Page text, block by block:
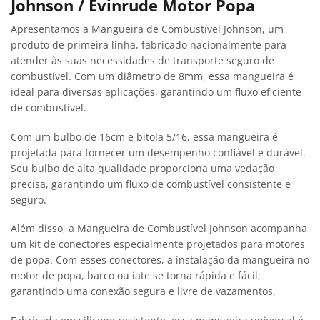
Johnson / Evinrude Motor Popa
Apresentamos a Mangueira de Combustível Johnson, um
produto de primeira linha, fabricado nacionalmente para
atender às suas necessidades de transporte seguro de
combustível. Com um diâmetro de 8mm, essa mangueira é
ideal para diversas aplicações, garantindo um fluxo eficiente
de combustível.
Com um bulbo de 16cm e bitola 5/16, essa mangueira é
projetada para fornecer um desempenho confiável e durável.
Seu bulbo de alta qualidade proporciona uma vedação
precisa, garantindo um fluxo de combustível consistente e
seguro.
Além disso, a Mangueira de Combustível Johnson acompanha
um kit de conectores especialmente projetados para motores
de popa. Com esses conectores, a instalação da mangueira no
motor de popa, barco ou iate se torna rápida e fácil,
garantindo uma conexão segura e livre de vazamentos.